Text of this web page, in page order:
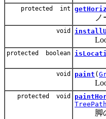
protected int
ノー
void
Look
protected boolean
void paint (
Look
protected void
TreePath
脚の